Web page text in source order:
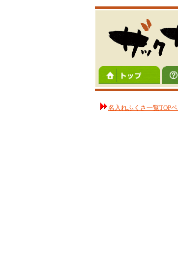
名入れふくさ一覧TOP